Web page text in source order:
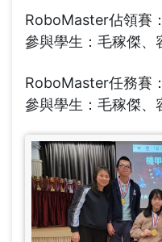
RoboMaster佔領賽
參與學生：毛稼傑、
RoboMaster任務賽
參與學生：毛稼傑、